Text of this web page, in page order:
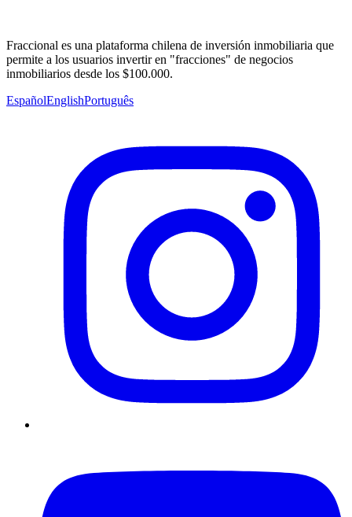
Fraccional es una plataforma chilena de inversión inmobiliaria que
permite a los usuarios invertir en "fracciones" de negocios
inmobiliarios desde los $100.000.
EspañolEnglishPortuguês